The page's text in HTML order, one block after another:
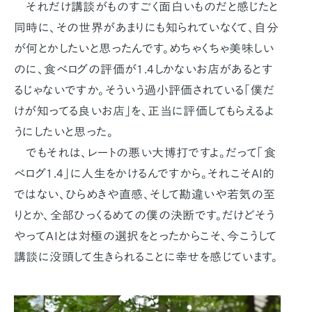
それだけ講談がものすごく面白いものだと感じたと
同時に、その世界があまりにも知られていなくて、自分
が何とかしたいと思ったんです。めちゃくちゃ美味しい
のに、食べログの評価が1.4しかないお店があるとす
るじゃないですか。そういう過小評価されている「僕だ
けが知ってる良いお店」を、正当に評価してもらえるよ
うにしたいと思った。
でもそれは、レートの悪い大博打ですよ。だって「食
べログ1.4」に人生をかけるんですから。それこそAI的
ではない、ひらめきや直感、そして勘違いや若気の至
りとか、全部ひっくるめての僕の決断です。だけどそう
やってAIとは対極の選択をとったからこそ、今こうして
講談に没頭して生きられることに幸せを感じています。